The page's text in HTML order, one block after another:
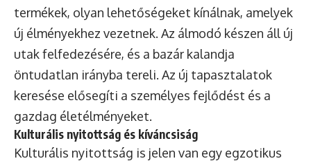
termékek, olyan lehetőségeket kínálnak, amelyek
új élményekhez vezetnek. Az álmodó készen áll új
utak felfedezésére, és a bazár kalandja
öntudatlan irányba tereli. Az új tapasztalatok
keresése elősegíti a személyes fejlődést és a
gazdag életélményeket.
Kulturális nyitottság és kíváncsiság
Kulturális nyitottság is jelen van egy egzotikus